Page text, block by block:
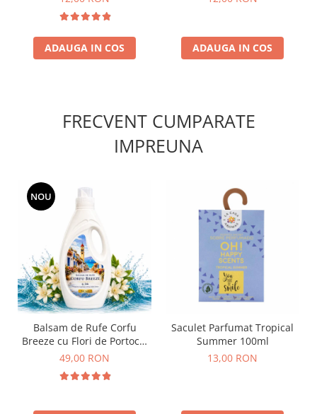
ADAUGA IN COS ADAUGA IN COS
FRECVENT CUMPARATE
IMPREUNA
NOU
Balsam de Rufe Corfu
Breeze cu Flori de Portocal
by Delia 2L
49,00 RON
Saculet Parfumat Tropical
Summer 100ml
13,00 RON